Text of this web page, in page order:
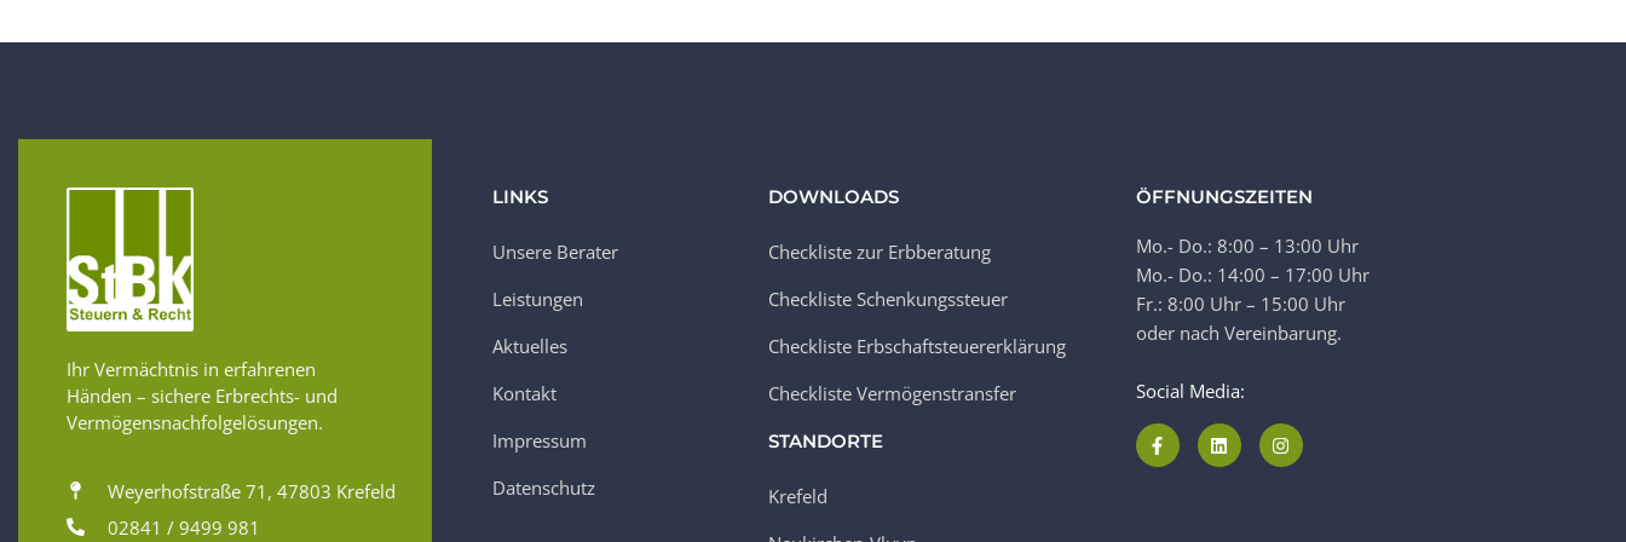
Ihr Vermächtnis in erfahrenen
Händen – sichere Erbrechts- und
Vermögensnachfolgelösungen.
Weyerhofstraße 71, 47803 Krefeld
02841 / 9499 981
LINKS
Unsere Berater
Leistungen
Aktuelles
Kontakt
Impressum
Datenschutz
DOWNLOADS
Checkliste zur Erbberatung
Checkliste Schenkungssteuer
Checkliste Erbschaftsteuererklärung
Checkliste Vermögenstransfer
STANDORTE
Krefeld
ÖFFNUNGSZEITEN
Mo.- Do.: 8:00 – 13:00 Uhr
Mo.- Do.: 14:00 – 17:00 Uhr
Fr.: 8:00 Uhr – 15:00 Uhr
oder nach Vereinbarung.
Social Media: